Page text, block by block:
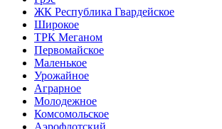
ЖК Республика Гвардейское
Широкое
ТРК Меганом
Первомайское
Маленькое
Урожайное
Аграрное
Молодежное
Комсомольское
Аэрофлотский